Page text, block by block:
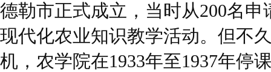
德勒市正式成立，当时从200名
现代化农业知识教学活动。但不
机，农学院在1933年至1937年停